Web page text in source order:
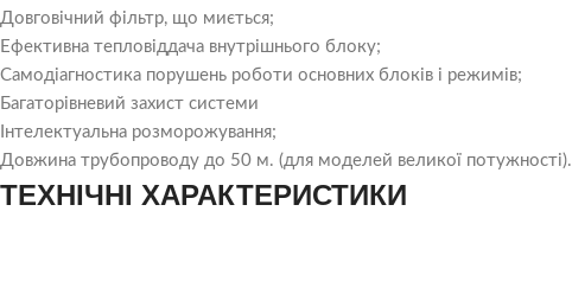
Довговічний фільтр, що миється;
Ефективна тепловіддача внутрішнього блоку;
Самодіагностика порушень роботи основних блоків і режимів;
Багаторівневий захист системи
Інтелектуальна розморожування;
Довжина трубопроводу до 50 м. (для моделей великої потужності).
ТЕХНІЧНІ ХАРАКТЕРИСТИКИ